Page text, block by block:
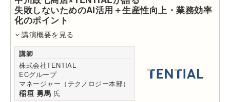
失敗しないためのAI活用＋生産性向上・業務効率
化のポイント
講演概要を見る
講師
株式会社TENTIAL
ECグループ
マネージャー（テクノロジー本部）
稲垣 勇馬 氏